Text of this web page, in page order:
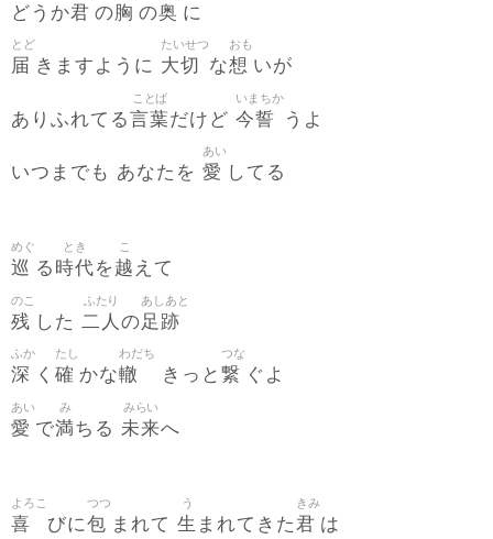
どうか君 の胸 の奥 に
届
とど
きますように 大切
たいせつ
な想
おも
いが
ありふれてる言葉
ことば
だけど 今誓
いまちか
うよ
いつまでも あなたを 愛
あい
してる
巡
めぐ
る 時代
とき
を越
こ
えて
残
のこ
した 二人
ふたり
の足跡
あしあと
深
ふか
く 確
たし
かな轍
わだち
きっと 繋
つな
ぐよ
愛
あい
で満
み
ちる 未来
みらい
へ
喜
よろこ
びに包
つつ
まれて 生
う
まれてきた君
きみ
は